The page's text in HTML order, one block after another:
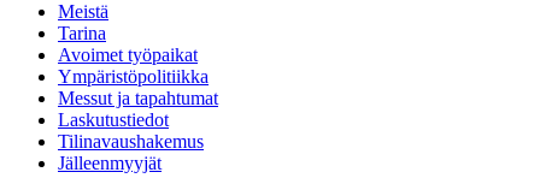
Meistä
Tarina
Avoimet työpaikat
Ympäristöpolitiikka
Messut ja tapahtumat
Laskutustiedot
Tilinavaushakemus
Jälleenmyyjät